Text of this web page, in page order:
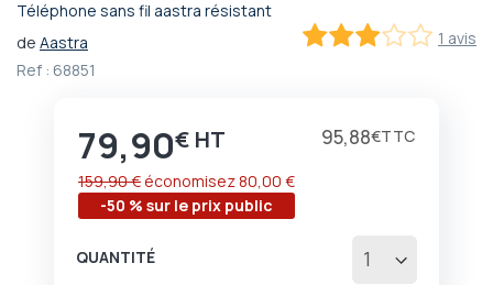
Téléphone sans fil aastra résistant
1 avis
de Aastra
Ref : 68851
Prix
79,90€ 95,88€
-50 % sur le prix public
159,90 € économisez80,00 €
QUANTITÉ
Passer
au
début
d’images